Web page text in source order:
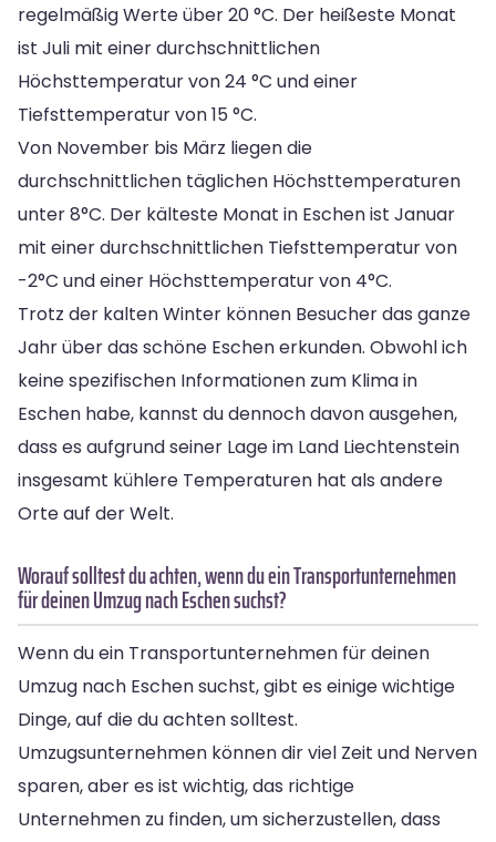
regelmäßig Werte über 20 °C. Der heißeste Monat
ist Juli mit einer durchschnittlichen
Höchsttemperatur von 24 °C und einer
Tiefsttemperatur von 15 °C.
Von November bis März liegen die
durchschnittlichen täglichen Höchsttemperaturen
unter 8°C. Der kälteste Monat in Eschen ist Januar
mit einer durchschnittlichen Tiefsttemperatur von
-2°C und einer Höchsttemperatur von 4°C.
Trotz der kalten Winter können Besucher das ganze
Jahr über das schöne Eschen erkunden. Obwohl ich
keine spezifischen Informationen zum Klima in
Eschen habe, kannst du dennoch davon ausgehen,
dass es aufgrund seiner Lage im Land Liechtenstein
insgesamt kühlere Temperaturen hat als andere
Orte auf der Welt.
Worauf solltest du achten, wenn du ein Transportunternehmen
für deinen Umzug nach Eschen suchst?
Wenn du ein Transportunternehmen für deinen
Umzug nach Eschen suchst, gibt es einige wichtige
Dinge, auf die du achten solltest.
Umzugsunternehmen können dir viel Zeit und Nerven
sparen, aber es ist wichtig, das richtige
Unternehmen zu finden, um sicherzustellen, dass